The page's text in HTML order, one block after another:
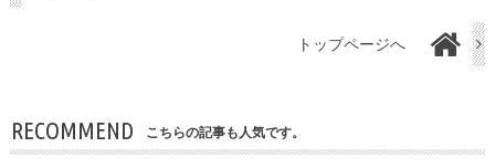
トップページへ
RECOMMEND こちらの記事も人気です。